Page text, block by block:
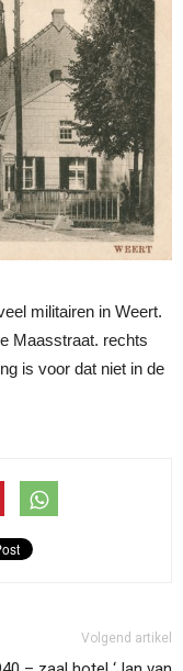
militairen in Weert.
Maasstraat. rechts
is voor dat niet in de
Volgend artikel